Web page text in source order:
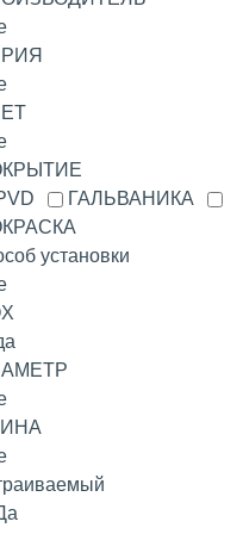
ГАЛЬВАНИКА
установки